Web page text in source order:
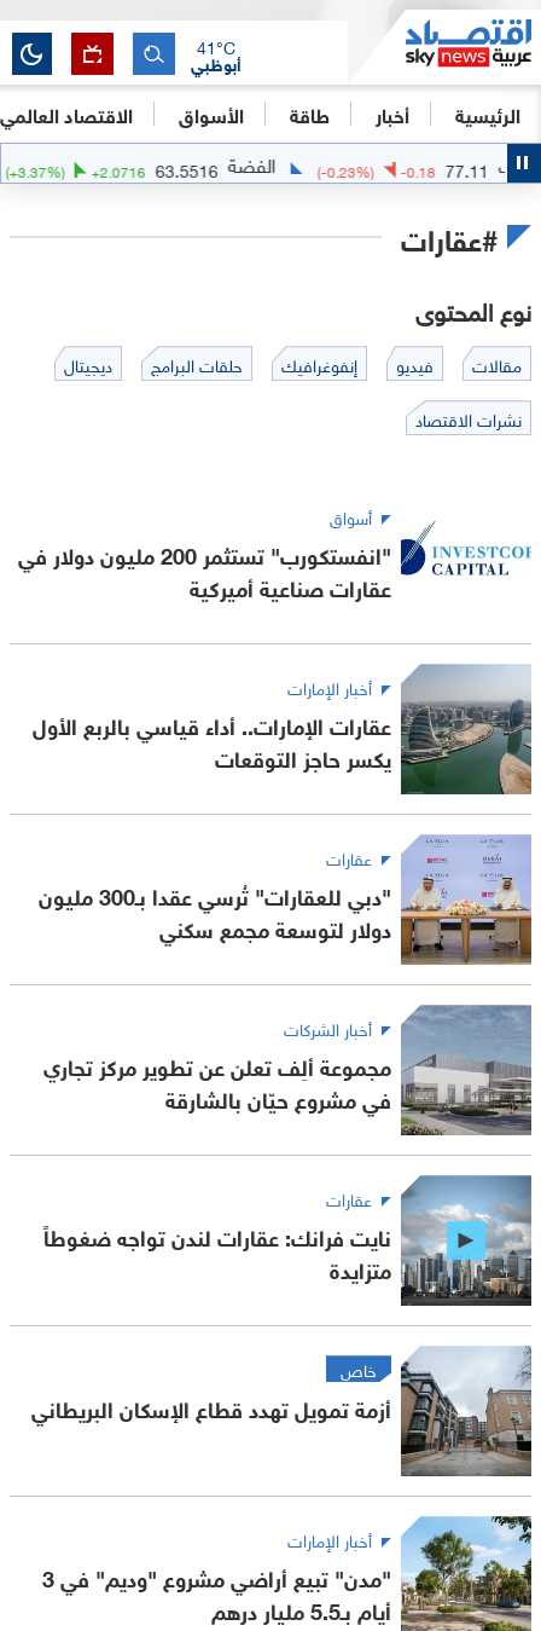
الرئيسية أخبار طاقة الأسواق الاقتصاد العالمي
أبوظبي
41°C
-
(-0.23%) الفضة 63.5516
+2.0716
(+3.37%) الذهب
#عقارات
نوع المحتوى
مقالات فيديو إنفوغرافيك حلقات البرامج
ديجيتال
نشرات الاقتصاد
أسواق
"انفستكورب" تستثمر 200 مليون دولار في
عقارات صناعية أميركية
أخبار الإمارات
عقارات الإمارات.. أداء قياسي بالربع الأول
يكسر حاجز التوقعات
عقارات
"دبي للعقارات" تُرسي عقدا بـ300 مليون
دولار لتوسعة مجمع سكني
أخبار الشركات
مجموعة ألِف تعلن عن تطوير مركز تجاري
في مشروع حيّان بالشارقة
عقارات
نايت فرانك: عقارات لندن تواجه ضغوطاً
متزايدة
خاص
أزمة تمويل تهدد قطاع الإسكان البريطاني
أخبار الإمارات
"مدن" تبيع أراضي مشروع "وديم" في 3
أيام بـ5.5 مليار درهم